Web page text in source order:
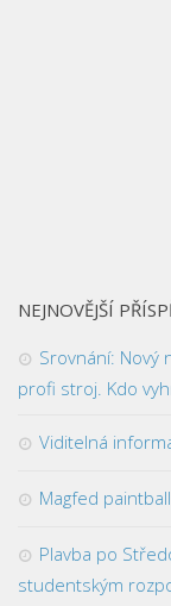
NEJNOVĚJŠÍ
Srovnání: Nový
profi stroj. Kdo
Viditelná
Magfed
Plavba po
studentským